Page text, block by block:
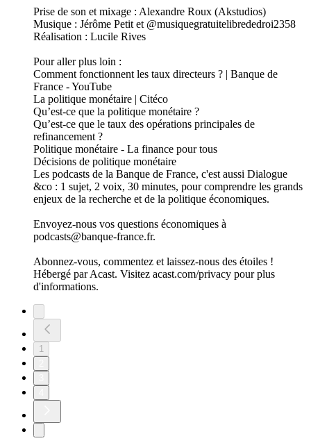
Prise de son et mixage : Alexandre Roux (Akstudios)
Musique : Jérôme Petit et @musiquegratuitelibrededroi2358
Réalisation : Lucile Rives
Pour aller plus loin :
Comment fonctionnent les taux directeurs ? | Banque de
France - YouTube
La politique monétaire | Citéco
Qu’est-ce que la politique monétaire ?
Qu’est-ce que le taux des opérations principales de
refinancement ?
Politique monétaire - La finance pour tous
Décisions de politique monétaire
Les podcasts de la Banque de France, c'est aussi Dialogue
&co : 1 sujet, 2 voix, 30 minutes, pour comprendre les grands
enjeux de la recherche et de la politique économiques.
Envoyez-nous vos questions économiques à
podcasts@banque-france.fr.
Abonnez-vous, commentez et laissez-nous des étoiles !
Hébergé par Acast. Visitez acast.com/privacy pour plus
d'informations.
1